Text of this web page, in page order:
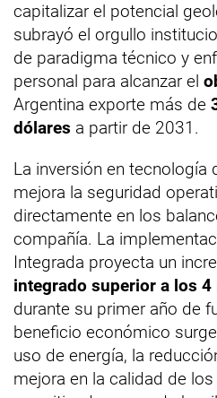
capitalizar el potencial
subrayó el orgullo
de paradigma técnico y
personal para alcanzar el
Argentina exporte más de
dólares a partir de 2031.
La inversión en tecnología
mejora la seguridad
directamente en los
compañía. La
Integrada proyecta un
integrado superior a los
durante su primer año de
beneficio económico
uso de energía, la
mejora en la calidad de